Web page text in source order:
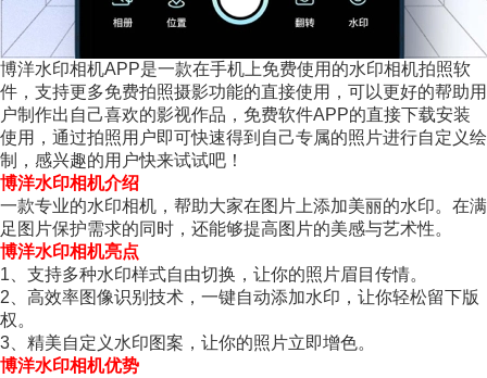
博洋水印相机APP是一款在手机上免费使用的水印相机拍照软
件，支持更多免费拍照摄影功能的直接使用，可以更好的帮助用
户制作出自己喜欢的影视作品，免费软件APP的直接下载安装
使用，通过拍照用户即可快速得到自己专属的照片进行自定义绘
制，感兴趣的用户快来试试吧！
博洋水印相机介绍
一款专业的水印相机，帮助大家在图片上添加美丽的水印。在满
足图片保护需求的同时，还能够提高图片的美感与艺术性。
博洋水印相机亮点
1、支持多种水印样式自由切换，让你的照片眉目传情。
2、高效率图像识别技术，一键自动添加水印，让你轻松留下版
权。
3、精美自定义水印图案，让你的照片立即增色。
博洋水印相机优势